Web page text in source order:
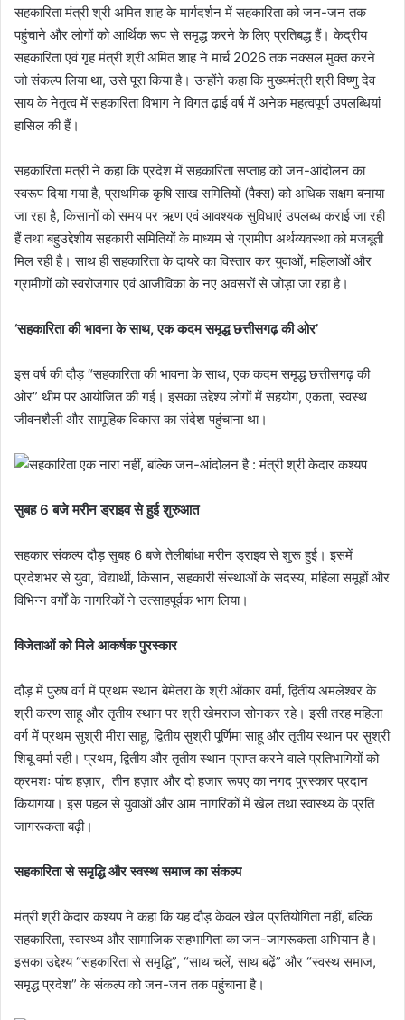
सहकारिता मंत्री श्री अमित शाह के मार्गदर्शन में सहकारिता को जन-जन तक
पहुंचाने और लोगों को आर्थिक रूप से समृद्ध करने के लिए प्रतिबद्ध हैं। केद्रीय
सहकारिता एवं गृह मंत्री श्री अमित शाह ने मार्च 2026 तक नक्सल मुक्त करने
जो संकल्प लिया था, उसे पूरा किया है। उन्होंने कहा कि मुख्यमंत्री श्री विष्णु देव
साय के नेतृत्व में सहकारिता विभाग ने विगत ढ़ाई वर्ष में अनेक महत्वपूर्ण उपलब्धियां
हासिल की हैं।
सहकारिता मंत्री ने कहा कि प्रदेश में सहकारिता सप्ताह को जन-आंदोलन का
स्वरूप दिया गया है, प्राथमिक कृषि साख समितियों (पैक्स) को अधिक सक्षम बनाया
जा रहा है, किसानों को समय पर ऋण एवं आवश्यक सुविधाएं उपलब्ध कराई जा रही
हैं तथा बहुउद्देशीय सहकारी समितियों के माध्यम से ग्रामीण अर्थव्यवस्था को मजबूती
मिल रही है। साथ ही सहकारिता के दायरे का विस्तार कर युवाओं, महिलाओं और
ग्रामीणों को स्वरोजगार एवं आजीविका के नए अवसरों से जोड़ा जा रहा है।
‘सहकारिता की भावना के साथ, एक कदम समृद्ध छत्तीसगढ़ की ओर’
इस वर्ष की दौड़ “सहकारिता की भावना के साथ, एक कदम समृद्ध छत्तीसगढ़ की
ओर” थीम पर आयोजित की गई। इसका उद्देश्य लोगों में सहयोग, एकता, स्वस्थ
जीवनशैली और सामूहिक विकास का संदेश पहुंचाना था।
सुबह 6 बजे मरीन ड्राइव से हुई शुरुआत
सहकार संकल्प दौड़ सुबह 6 बजे तेलीबांधा मरीन ड्राइव से शुरू हुई। इसमें
प्रदेशभर से युवा, विद्यार्थी, किसान, सहकारी संस्थाओं के सदस्य, महिला समूहों और
विभिन्न वर्गों के नागरिकों ने उत्साहपूर्वक भाग लिया।
विजेताओं को मिले आकर्षक पुरस्कार
दौड़ में पुरुष वर्ग में प्रथम स्थान बेमेतरा के श्री ओंकार वर्मा, द्वितीय अमलेश्वर के
श्री करण साहू और तृतीय स्थान पर श्री खेमराज सोनकर रहे। इसी तरह महिला
वर्ग में प्रथम सुश्री मीरा साहू, द्वितीय सुश्री पूर्णिमा साहू और तृतीय स्थान पर सुश्री
शिबू वर्मा रही। प्रथम, द्वितीय और तृतीय स्थान प्राप्त करने वाले प्रतिभागियों को
क्रमशः पांच हज़ार, तीन हज़ार और दो हजार रूपए का नगद पुरस्कार प्रदान
कियागया। इस पहल से युवाओं और आम नागरिकों में खेल तथा स्वास्थ्य के प्रति
जागरूकता बढ़ी।
सहकारिता से समृद्धि और स्वस्थ समाज का संकल्प
मंत्री श्री केदार कश्यप ने कहा कि यह दौड़ केवल खेल प्रतियोगिता नहीं, बल्कि
सहकारिता, स्वास्थ्य और सामाजिक सहभागिता का जन-जागरूकता अभियान है।
इसका उद्देश्य “सहकारिता से समृद्धि”, “साथ चलें, साथ बढ़ें” और “स्वस्थ समाज,
समृद्ध प्रदेश” के संकल्प को जन-जन तक पहुंचाना है।